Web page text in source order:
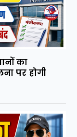
का
पर होगी